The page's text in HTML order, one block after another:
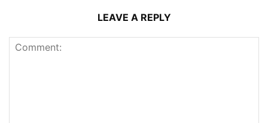
LEAVE A REPLY